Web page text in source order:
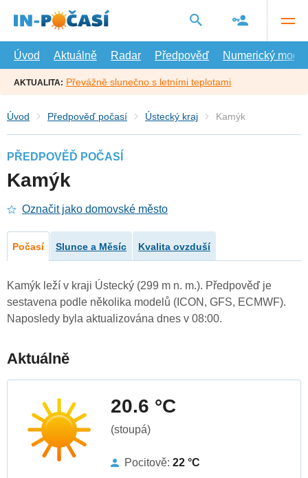
hlavní
Úvod
Aktuálně Radar Předpověď Numerický model
AKTUALITA: Převážně slunečno s letními teplotami
Úvod Předpověď počasí Ústecký kraj Kamýk
PŘEDPOVĚĎ POČASÍ
Kamýk
Označit jako domovské město
Počasí Slunce a Měsíc Kvalita ovzduší
Kamýk leží v kraji Ústecký (299 m n. m.). Předpověď je
sestavena podle několika modelů (ICON, GFS, ECMWF).
Naposledy byla aktualizována dnes v 08:00.
Aktuálně
20.6 °C
(stoupá)
Pocitově: 22 °C